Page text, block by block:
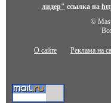
лидер" ссылка на
©
О сайте Реклама на